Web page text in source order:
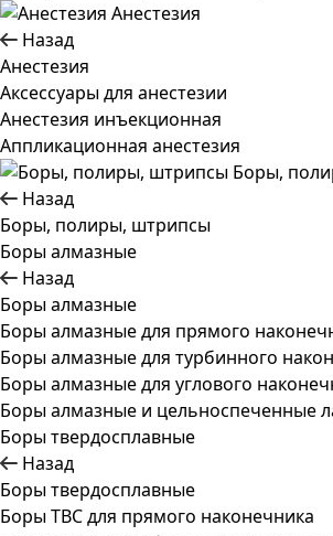
Анестезия
Назад
Анестезия
Аксессуары для анестезии
Анестезия инъекционная
Аппликационная анестезия
Боры,
Назад
Боры, полиры, штрипсы
Боры алмазные
Назад
Боры алмазные
Боры алмазные для прямого
Боры алмазные для турбинного
Боры алмазные для углового
Боры алмазные и цельноспеченные
Боры твердосплавные
Назад
Боры твердосплавные
Боры ТВС для прямого наконечника